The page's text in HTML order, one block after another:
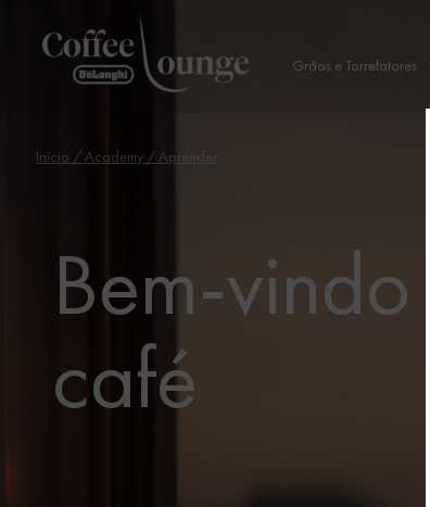
Grãos e Torrefatores
Início /Academy / Aprender
Bem-vindo
café